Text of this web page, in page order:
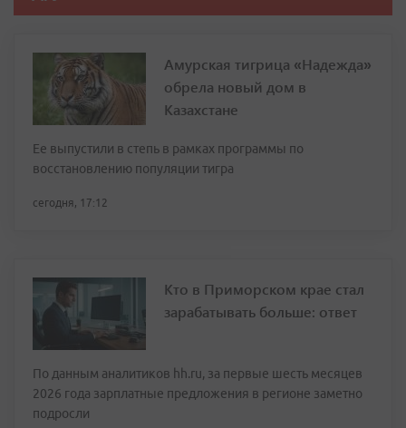
Амурская тигрица «Надежда»
обрела новый дом в
Казахстане
Ее выпустили в степь в рамках программы по
восстановлению популяции тигра
сегодня, 17:12
Кто в Приморском крае стал
зарабатывать больше: ответ
По данным аналитиков hh.ru, за первые шесть месяцев
2026 года зарплатные предложения в регионе заметно
подросли